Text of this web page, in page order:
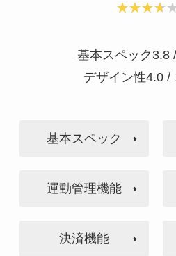
基本スペック3.8
デザイン性4.0 /
基本スペック
運動管理機能
決済機能